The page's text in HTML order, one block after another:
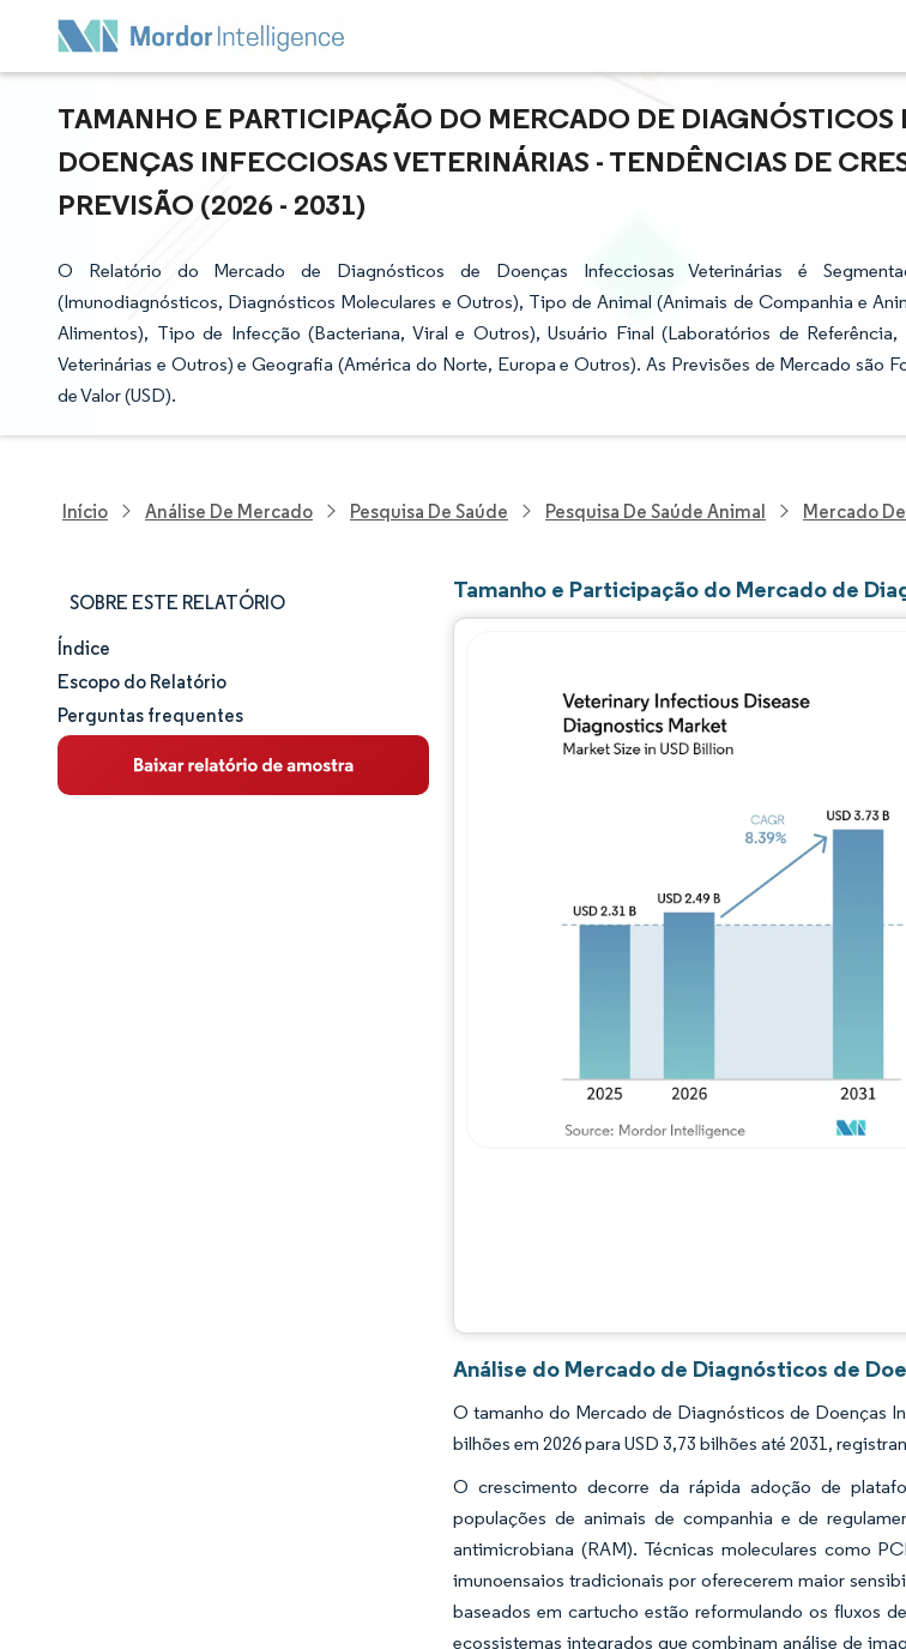
TAMANHO E PARTICIPAÇÃO DO MERCADO DE DIAGNÓSTICOS
DOENÇAS INFECCIOSAS VETERINÁRIAS - TENDÊNCIAS DE
PREVISÃO (2026 - 2031)
O Relatório do Mercado de Diagnósticos de Doenças Infecciosas Veterinárias é
(Imunodiagnósticos, Diagnósticos Moleculares e Outros), Tipo de Animal (Animais de Companhia e
Alimentos), Tipo de Infecção (Bacteriana, Viral e Outros), Usuário Final (Laboratórios de
Veterinárias e Outros) e Geografia (América do Norte, Europa e Outros). As Previsões de Mercado são
de Valor (USD).
Início Análise De Mercado Pesquisa De Saúde Pesquisa De Saúde Animal Mercado
SOBRE ESTE RELATÓRIO
Tamanho e participação de mercado
Análise de mercado
Tendências e insights
Índice
Escopo do Relatório
Perguntas frequentes
Tamanho e Participação do Mercado de
Imagem © Mordor
Análise do Mercado de Diagnósticos de
O tamanho do Mercado de Diagnósticos de Doenças
bilhões em 2026 para USD 3,73 bilhões até 2031,
O crescimento decorre da rápida adoção de
populações de animais de companhia e de
antimicrobiana (RAM). Técnicas moleculares como
imunoensaios tradicionais por oferecerem maior
baseados em cartucho estão reformulando os fluxos
ecossistemas integrados que combinam análise de